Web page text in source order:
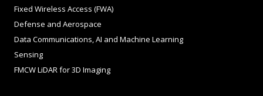
Fixed Wireless Access (FWA)
Defense and Aerospace
Data Communications, AI and Machine Learning
Sensing
FMCW LiDAR for 3D Imaging